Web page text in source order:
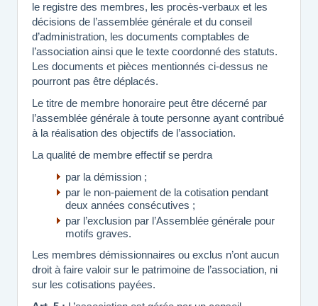
le registre des membres, les procès-verbaux et les
décisions de l’assemblée générale et du conseil
d’administration, les documents comptables de
l’association ainsi que le texte coordonné des statuts.
Les documents et pièces mentionnés ci-dessus ne
pourront pas être déplacés.
Le titre de membre honoraire peut être décerné par
l’assemblée générale à toute personne ayant contribué
à la réalisation des objectifs de l’association.
La qualité de membre effectif se perdra
par la démission ;
par le non-paiement de la cotisation pendant
deux années consécutives ;
par l’exclusion par l’Assemblée générale pour
motifs graves.
Les membres démissionnaires ou exclus n’ont aucun
droit à faire valoir sur le patrimoine de l’association, ni
sur les cotisations payées.